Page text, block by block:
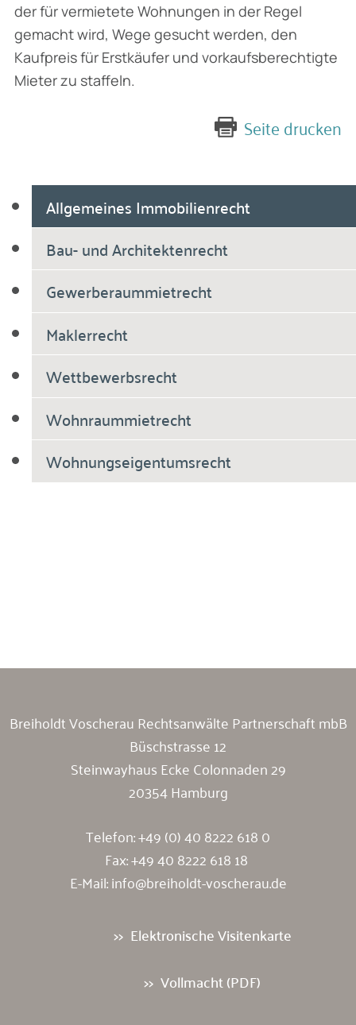
Allgemeines Immobilienrecht
Bau- und Architektenrecht
Gewerberaummietrecht
Maklerrecht
Wettbewerbsrecht
Wohnraummietrecht
Wohnungseigentumsrecht
der für vermietete Wohnungen in der Regel
gemacht wird, Wege gesucht werden, den
Kaufpreis für Erstkäufer und vorkaufsberechtigte
Mieter zu staffeln.
Seite drucken
Breiholdt Voscherau Rechtsanwälte Partnerschaft mbB
Büschstrasse 12
Steinwayhaus Ecke Colonnaden 29
20354 Hamburg
Telefon:+49 (0) 40 8222 618 0
Fax: +49 40 8222 618 18
E-Mail:info@breiholdt-voscherau.de
Elektronische Visitenkarte
Vollmacht (PDF)